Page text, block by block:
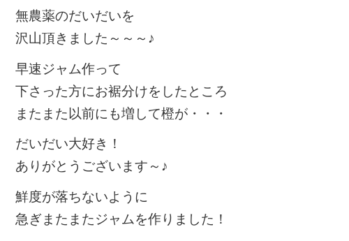
無農薬のだいだいを
沢山頂きました～～～♪
早速ジャム作って
下さった方にお裾分けをしたところ
またまた以前にも増して橙が・・・
だいだい大好き！
ありがとうございます～♪
鮮度が落ちないように
急ぎまたまたジャムを作りました！